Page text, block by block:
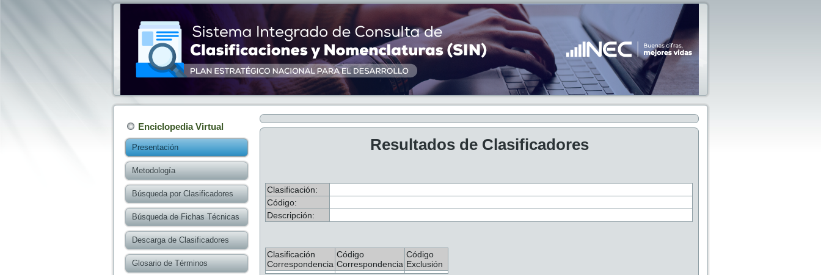
Enciclopedia Virtual
Presentación
Metodología
Búsqueda por Clasificadores
Búsqueda de Fichas Técnicas
Descarga de Clasificadores
Glosario de Términos
Resultados de Clasificadores
Clasificación:
Código:
Descripción:
Clasificación
Correspondencia
Código
Correspondencia
Código
Exclusión